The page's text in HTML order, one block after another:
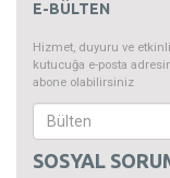
E-BÜLTEN
Hizmet, duyuru ve
kutucuğa e-posta
abone olabilirsiniz
SOSYAL